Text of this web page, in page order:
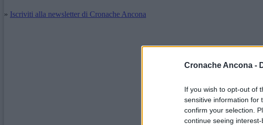
Cronache Ancona -
If you wish to opt-out of
sensitive information for
confirm your selection.
continue seeing
» Iscriviti alla newsletter di Cronache Ancona